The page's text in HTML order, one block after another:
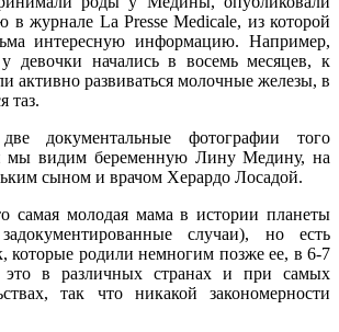
в журнале La Presse Medicale, из которой
интересную информацию. Например,
девочки начались в восемь месяцев, к
активно развиваться молочные железы, в
таз.
документальные фотографии того
мы видим беременную Лину Медину, на
сыном и врачом Херардо Лосадой.
самая молодая мама в истории планеты
случаи), но есть
которые родили немногим позже ее, в 6-7
это в различных странах и при самых
так что никакой закономерности